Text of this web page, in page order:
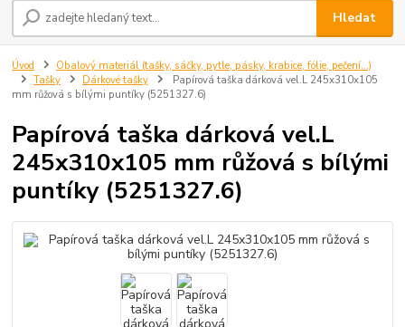
Hledat
Úvod
Obalový materiál (tašky, sáčky, pytle, pásky, krabice, fólie, pečení...)
Tašky
Dárkové tašky
Papírová taška dárková vel.L 245x310x105
mm růžová s bílými puntíky (5251327.6)
Papírová taška dárková vel.L
245x310x105 mm růžová s bílými
puntíky (5251327.6)